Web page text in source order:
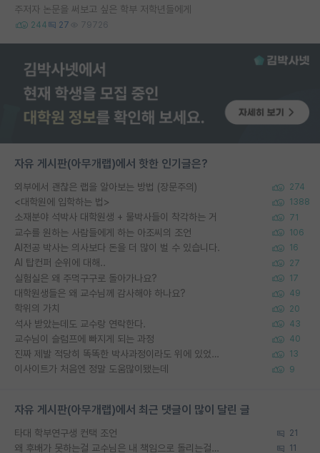
주저자 논문을 써보고 싶은 학부 저학년들에게
244 27 79726
자유 게시판(아무개랩)에서 핫한 인기글은?
외부에서 괜찮은 랩을 알아보는 방법 (장문주의) 274
<대학원에 입학하는 법> 1388
소재분야 석박사 대학원생 + 물박사들이 착각하는 거 71
교수를 원하는 사람들에게 하는 아조씨의 조언 106
AI전공 박사는 의사보다 돈을 더 많이 벌 수 있습니다. 16
AI 탑컨퍼 순위에 대해.. 27
실험실은 왜 주먹구구로 돌아가나요? 17
대학원생들은 왜 교수님께 감사해야 하나요? 49
학위의 가치 20
석사 받았는데도 교수랑 연락한다. 43
교수님이 슬럼프에 빠지게 되는 과정 40
진짜 제발 적당히 똑똑한 박사과정이라도 위에 있었으면.. 13
이사이트가 처음엔 정말 도움많이됐는데 9
자유 게시판(아무개랩)에서 최근 댓글이 많이 달린 글
타대 학부연구생 컨택 조언 21
왜 후배가 못하는걸 교수님은 내 책임으로 돌리는걸까요? 11